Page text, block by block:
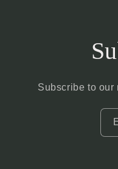
Subscribe to our